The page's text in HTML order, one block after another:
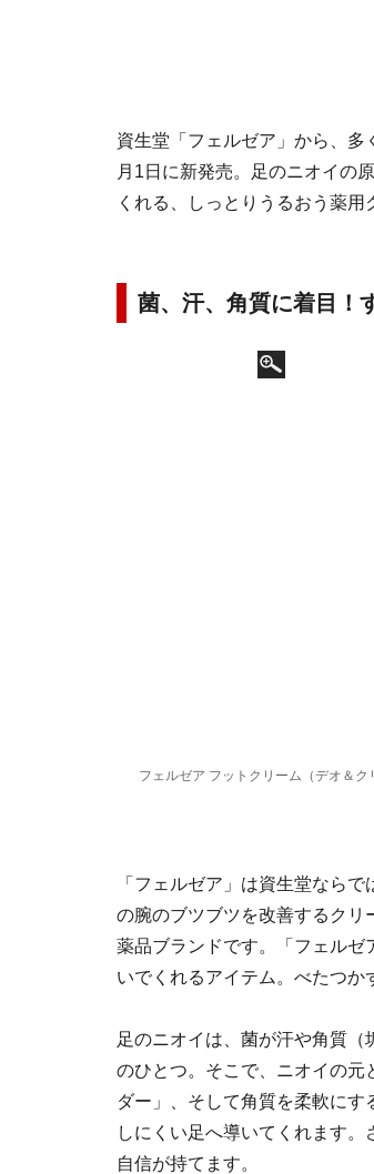
資生堂「フェルゼア」から、
月1日に新発売。足のニオイの
くれる、しっとりうるおう薬用
菌、汗、角質に着目！
フェルゼア フットクリーム（デオ＆ク
「フェルゼア」は資生堂なら
の腕のブツブツを改善するクリ
薬品ブランドです。「フェルゼ
いでくれるアイテム。べたつか
足のニオイは、菌が汗や角質
のひとつ。そこで、ニオイの元
ダー」、そして角質を柔軟に
しにくい足へ導いてくれます
自信が持てます。